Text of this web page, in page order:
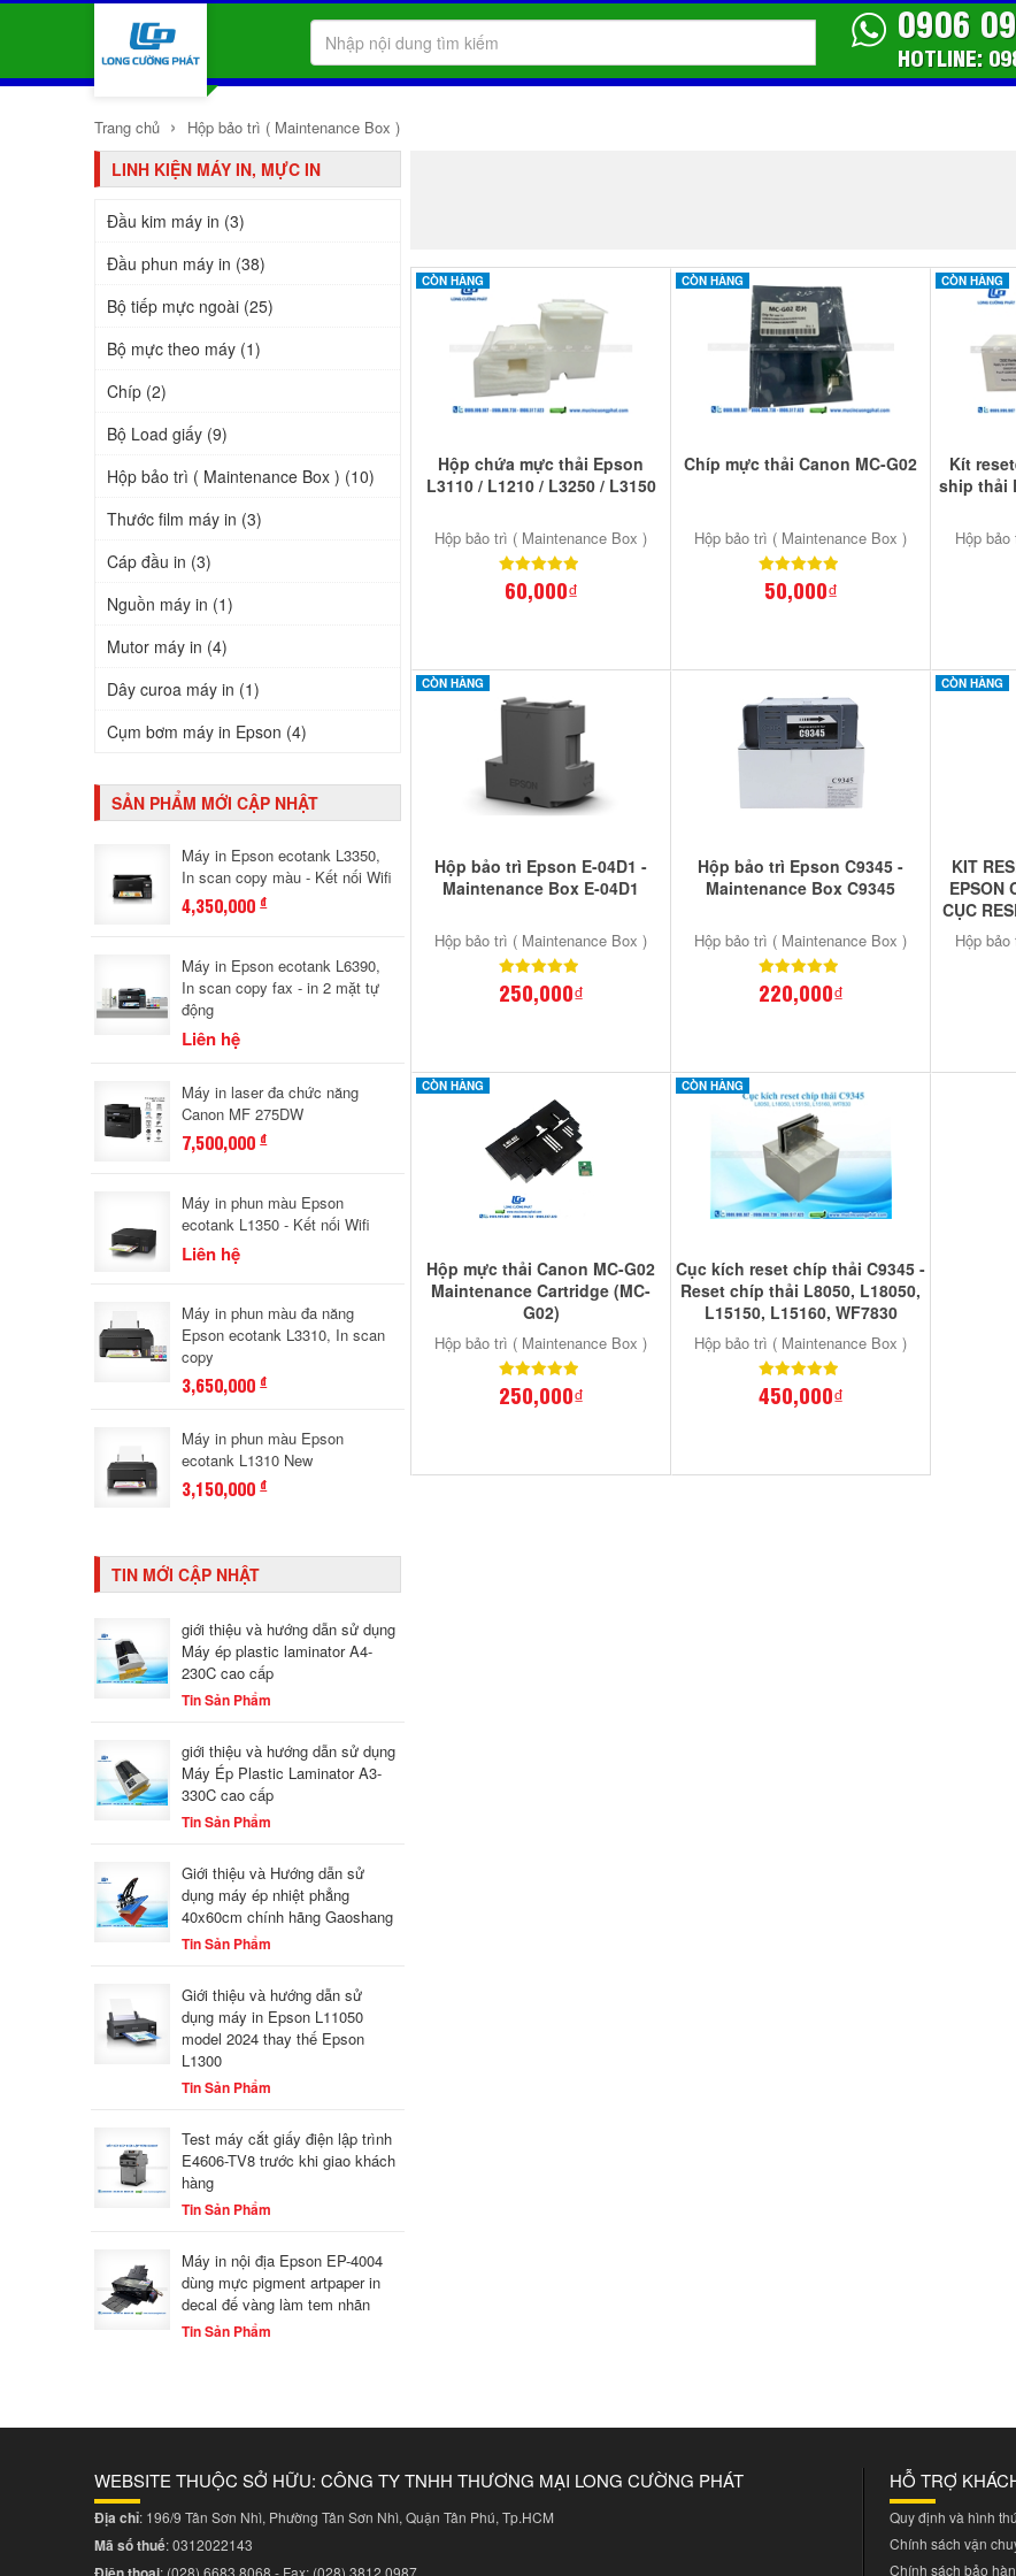
0906
HOTLINE:
Trang chủ › Hộp bảo trì ( Maintenance Box )
CÒN HÀNG
Hộp chứa mực thải Epson
L3110 / L1210 / L3250 / L3150
Hộp bảo trì ( Maintenance Box )
60,000₫
CÒN HÀNG
Chíp mực thải Canon MC-G02
Hộp bảo trì ( Maintenance Box )
50,000₫
CÒN HÀNG
Kít
ship thải
Hộp
CÒN HÀNG
Hộp bảo trì Epson E-04D1 -
Maintenance Box E-04D1
Hộp bảo trì ( Maintenance Box )
250,000₫
Hộp bảo trì Epson C9345 -
Maintenance Box C9345
Hộp bảo trì ( Maintenance Box )
220,000₫
CÒN HÀNG
KIT
EPSON
CỤC
Hộp
CÒN HÀNG
Hộp mực thải Canon MC-G02
Maintenance Cartridge (MC-
G02)
Hộp bảo trì ( Maintenance Box )
250,000₫
CÒN HÀNG
Cục kích reset chíp thải C9345 -
Reset chíp thải L8050, L18050,
L15150, L15160, WF7830
Hộp bảo trì ( Maintenance Box )
450,000₫
LINH KIỆN MÁY IN, MỰC IN
Đầu kim máy in (3)
Đầu phun máy in (38)
Bộ tiếp mực ngoài (25)
Bộ mực theo máy (1)
Chíp (2)
Bộ Load giấy (9)
Hộp bảo trì ( Maintenance Box ) (10)
Thước film máy in (3)
Cáp đầu in (3)
Nguồn máy in (1)
Mutor máy in (4)
Dây curoa máy in (1)
Cụm bơm máy in Epson (4)
SẢN PHẨM MỚI CẬP NHẬT
Máy in Epson ecotank L3350,
In scan copy màu - Kết nối Wifi
4,350,000đ
Máy in Epson ecotank L6390,
In scan copy fax - in 2 mặt tự
động
Liên hệ
Máy in laser đa chức năng
Canon MF 275DW
7,500,000đ
Máy in phun màu Epson
ecotank L1350 - Kết nối Wifi
Liên hệ
Máy in phun màu đa năng
Epson ecotank L3310, In scan
copy
3,650,000đ
Máy in phun màu Epson
ecotank L1310 New
3,150,000đ
TIN MỚI CẬP NHẬT
giới thiệu và hướng dẫn sử dụng
Máy ép plastic laminator A4-
230C cao cấp
Tin Sản Phẩm
giới thiệu và hướng dẫn sử dụng
Máy Ép Plastic Laminator A3-
330C cao cấp
Tin Sản Phẩm
Giới thiệu và Hướng dẫn sử
dụng máy ép nhiệt phẳng
40x60cm chính hãng Gaoshang
Tin Sản Phẩm
Giới thiệu và hướng dẫn sử
dụng máy in Epson L11050
model 2024 thay thế Epson
L1300
Tin Sản Phẩm
Test máy cắt giấy điện lập trình
E4606-TV8 trước khi giao khách
hàng
Tin Sản Phẩm
Máy in nội địa Epson EP-4004
dùng mực pigment artpaper in
decal đế vàng làm tem nhãn
Tin Sản Phẩm
WEBSITE THUỘC SỞ HỮU: CÔNG TY TNHH THƯƠNG MẠI LONG CƯỜNG PHÁT
Địa chỉ: 196/9 Tân Sơn Nhì, Phường Tân Sơn Nhì, Quận Tân Phú, Tp.HCM
Mã số thuế: 0312022143
: (028) 6683 8068 - Fax: (028) 3812 0987
HỖ TRỢ
Quy định và hình
Chính sách vận
Chính sách bảo